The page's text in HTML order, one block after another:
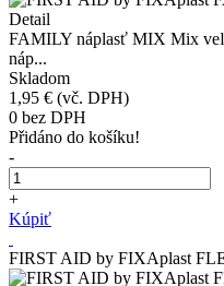
Detail
FAMILY náplasť MIX Mix
náp...
Skladom
1,95 € (vč. DPH)
0 bez DPH
Přidáno do košíku!
-
+
Kúpiť
FIRST AID by FIXAplast